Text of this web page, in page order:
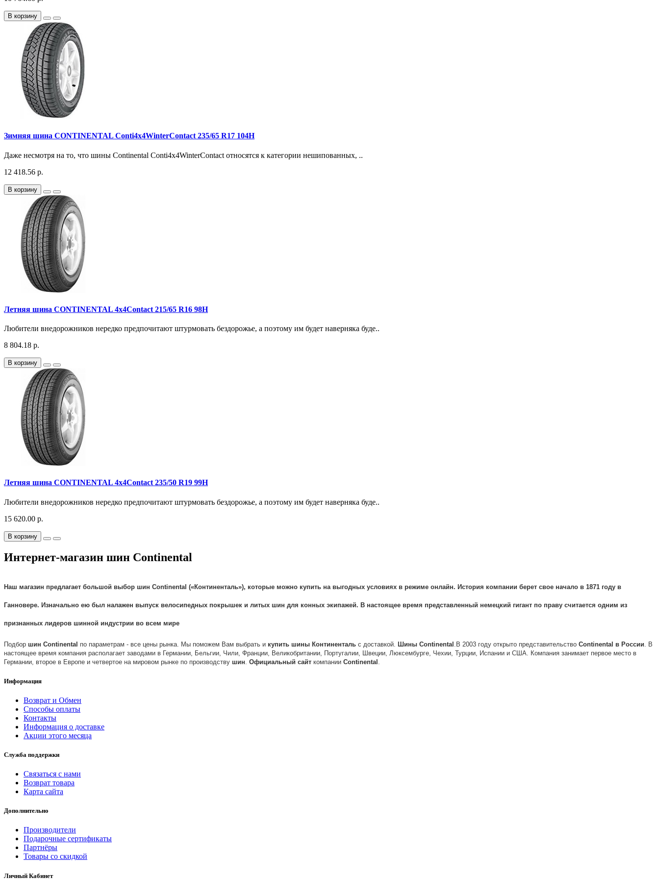
В корзину
Зимняя шина CONTINENTAL Conti4x4WinterContact 235/65 R17 104H
Даже несмотря на то, что шины Continental Conti4x4WinterContact относятся к категории нешипованных, ..
12 418.56 р.
В корзину
Летняя шина CONTINENTAL 4x4Contact 215/65 R16 98H
Любители внедорожников нередко предпочитают штурмовать бездорожье, а поэтому им будет наверняка буде..
8 804.18 р.
В корзину
Летняя шина CONTINENTAL 4x4Contact 235/50 R19 99H
Любители внедорожников нередко предпочитают штурмовать бездорожье, а поэтому им будет наверняка буде..
15 620.00 р.
В корзину
Интернет-магазин шин Continental
Наш магазин предлагает большой выбор шин Continental («Континенталь»), которые можно купить на выгодных условиях в режиме онлайн. История компании берет свое начало в 1871 году в
Ганновере. Изначально ею был налажен выпуск велосипедных покрышек и литых шин для конных экипажей. В настоящее время представленный немецкий гигант по праву считается одним из
признанных лидеров шинной индустрии во всем мире
Подбор шин Continental по параметрам - все цены рынка. Мы поможем Вам выбрать и купить шины Континенталь с доставкой. Шины Continental . В 2003 году открыто представительство Continental в России. В
настоящее время компания располагает заводами в Германии, Бельгии, Чили, Франции, Великобритании, Португалии, Швеции, Люксембурге, Чехии, Турции, Испании и США. Компания занимает первое место в
Германии, второе в Европе и четвертое на мировом рынке по производству шин. Официальный сайт компании Continental .
Информация
Возврат и Обмен
Способы оплаты
Контакты
Информация о доставке
Акции этого месяца
Служба поддержки
Связаться с нами
Возврат товара
Карта сайта
Дополнительно
Производители
Подарочные сертификаты
Партнёры
Товары со скидкой
Личный Кабинет